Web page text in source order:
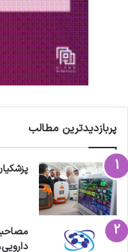
پربازدیدترین مطالب